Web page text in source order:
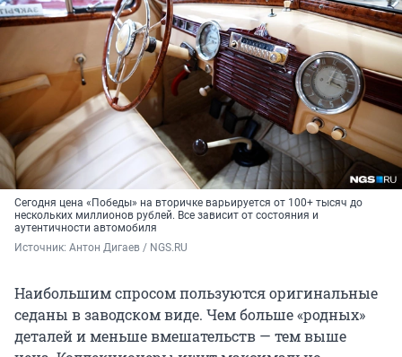
Сегодня цена «Победы» на вторичке варьируется от 100+ тысяч до
нескольких миллионов рублей. Все зависит от состояния и
аутентичности автомобиля
Источник: Антон Дигаев / NGS.RU
Наибольшим спросом пользуются оригинальные
седаны в заводском виде. Чем больше «родных»
деталей и меньше вмешательств — тем выше